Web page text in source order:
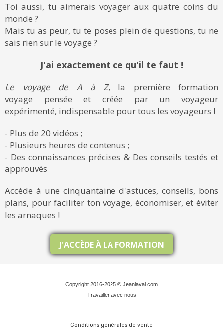
Toi aussi, tu aimerais voyager aux quatre coins du
monde ?
Mais tu as peur, tu te poses plein de questions, tu ne
sais rien sur le voyage ?
J'ai exactement ce qu'il te faut !
Le voyage de A à Z, la première formation
voyage pensée et créée par un voyageur
expérimenté, indispensable pour tous les voyageurs !
- Plus de 20 vidéos ;
- Plusieurs heures de contenus ;
- Des connaissances précises & Des conseils testés et
approuvés
Accède à une cinquantaine d'astuces, conseils, bons
plans, pour faciliter ton voyage, économiser, et éviter
les arnaques !
J'ACCÈDE À LA FORMATION
Copyright 2016-2025 © Jeanlaval.com
Travailler avec nous
Conditions générales de vente